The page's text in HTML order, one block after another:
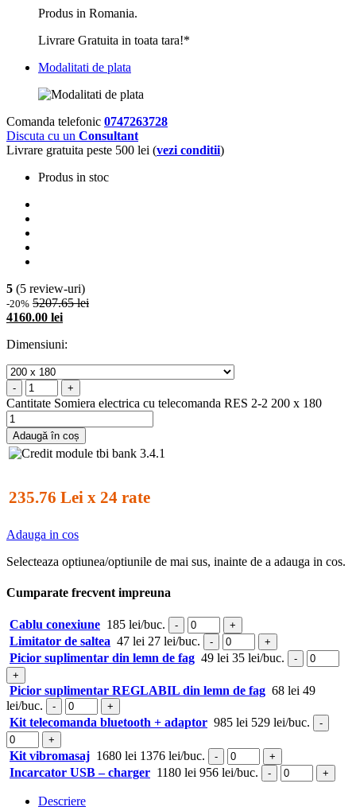
Produs in Romania.
Livrare Gratuita in toata tara!*
Modalitati de plata
Comanda telefonic 0747263728
Discuta cu un Consultant
Livrare gratuita peste 500 lei (vezi conditii)
Produs in stoc
5 (5 review-uri)
-20% 5207.65 lei
4160.00 lei
Dimensiuni:
- +
Cantitate Somiera electrica cu telecomanda RES 2-2 200 x 180
Adaugă în coș
235.76 Lei x 24 rate
Adauga in cos
Selecteaza optiunea/optiunile de mai sus, inainte de a adauga in cos.
Cumparate frecvent impreuna
Cablu conexiune 185 lei/buc. - +
Limitator de saltea 47 lei 27 lei/buc. - +
Picior suplimentar din lemn de fag 49 lei 35 lei/buc.
-
+
Picior suplimentar REGLABIL din lemn de fag 68 lei 49
lei/buc.
- +
Kit telecomanda bluetooth + adaptor 985 lei 529 lei/buc.
-
+
Kit vibromasaj 1680 lei 1376 lei/buc. - +
Incarcator USB – charger 1180 lei 956 lei/buc. - +
Descriere